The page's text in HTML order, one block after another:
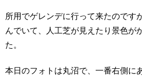
所用でゲレンデに行って来たのです
んでいて、人工芝が見えたり景色が
た。
本日のフォトは丸沼で、一番右側に